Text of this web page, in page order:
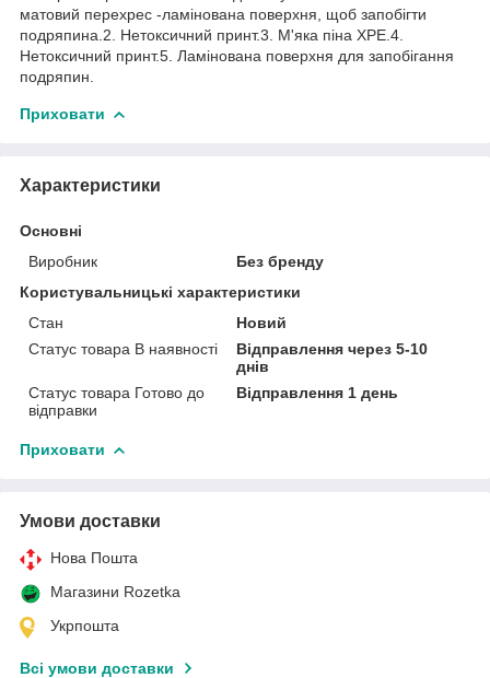
матовий перехрес -ламінована поверхня, щоб запобігти
подряпина.2. Нетоксичний принт.3. М'яка піна XPE.4.
Нетоксичний принт.5. Ламінована поверхня для запобігання
подряпин.
Приховати
Характеристики
Основні
Виробник
Без бренду
Користувальницькі характеристики
Стан
Новий
Статус товара В наявності
Відправлення через 5-10
днів
Статус товара Готово до
відправки
Відправлення 1 день
Приховати
Умови доставки
Нова Пошта
Магазини Rozetka
Укрпошта
Всі умови доставки